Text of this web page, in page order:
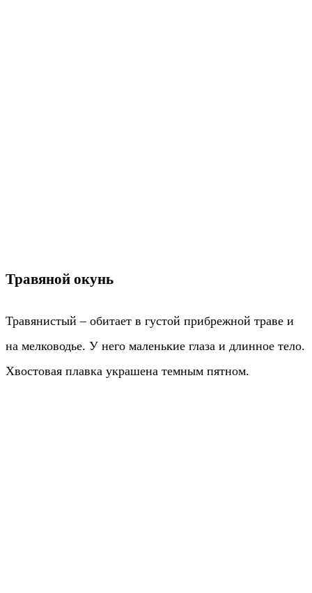
Травяной окунь
Травянистый – обитает в густой прибрежной траве и
на мелководье. У него маленькие глаза и длинное тело.
Хвостовая плавка украшена темным пятном.